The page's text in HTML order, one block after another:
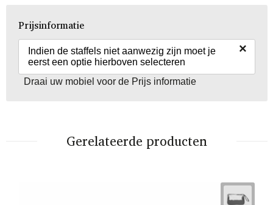
Prijsinformatie
Indien de staffels niet aanwezig zijn moet je
eerst een optie hierboven selecteren
×
Draai uw mobiel voor de Prijs informatie
Gerelateerde producten